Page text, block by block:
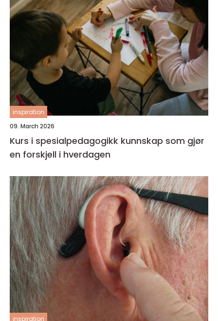
inspiration
09. March 2026
Kurs i spesialpedagogikk kunnskap som gjør
en forskjell i hverdagen
inspiration